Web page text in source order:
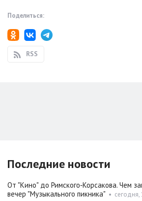
Поделиться:
RSS
Последние новости
От "Кино" до Римского‑Корсакова. Чем
вечер "Музыкального пикника" • сегодня,